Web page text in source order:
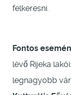
felkeresni.
Fontos
lévő Rijeka
legnagyobb